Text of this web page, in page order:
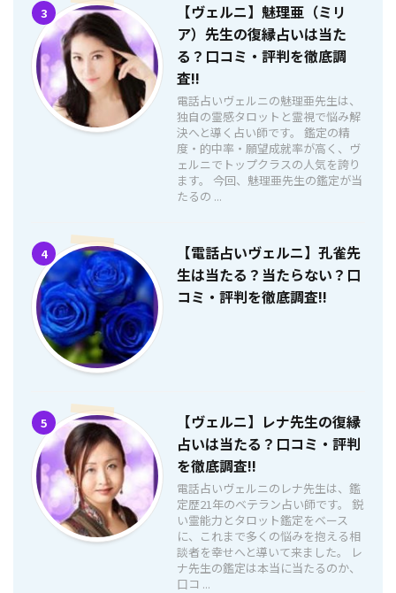
3
【ヴェルニ】魅理亜（ミリ
ア）先生の復縁占いは当た
る？口コミ・評判を徹底調
査!!
電話占いヴェルニの魅理亜先生は、
独自の霊感タロットと霊視で悩み解
決へと導く占い師です。 鑑定の精
度・的中率・願望成就率が高く、ヴ
ェルニでトップクラスの人気を誇り
ます。 今回、魅理亜先生の鑑定が当
たるの ...
4
【電話占いヴェルニ】孔雀先
生は当たる？当たらない？口
コミ・評判を徹底調査!!
5
【ヴェルニ】レナ先生の復縁
占いは当たる？口コミ・評判
を徹底調査!!
電話占いヴェルニのレナ先生は、鑑
定歴21年のベテラン占い師です。 鋭
い霊能力とタロット鑑定をベース
に、これまで多くの悩みを抱える相
談者を幸せへと導いて来ました。 レ
ナ先生の鑑定は本当に当たるのか、
口コ ...